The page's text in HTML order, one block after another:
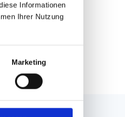
Informationen
Ihrer Nutzung
Marketing